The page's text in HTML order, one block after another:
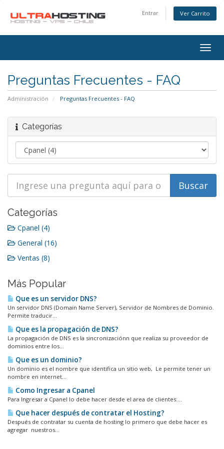
Entrar Ver Carrito
Preguntas Frecuentes - FAQ
Administración Preguntas Frecuentes - FAQ
Categorías
Categorías
Cpanel (4)
General (16)
Ventas (8)
Más Popular
Que es un servidor DNS?
Un servidor DNS (Domain Name Server), Servidor de Nombres de Dominio.
Permite traducir...
Que es la propagación de DNS?
La propagación de DNS es la sincronizaciónn que realiza su proveedor de
dominios entre los...
Que es un dominio?
Un dominio es el nombre que identifica un sitio web, Le permite tener un
nombre en internet...
Como Ingresar a Cpanel
Para Ingresar a Cpanel lo debe hacer desde el area de clientes:...
Que hacer después de contratar el Hosting?
Después de contratar su cuenta de hosting lo primero que debe hacer es
agregar nuestros...